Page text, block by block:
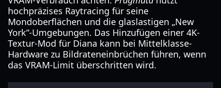
hochpräzises Raytracing für seine
Mondoberflächen und die glaslastigen „New
York“-Umgebungen. Das Hinzufügen einer 4K-
Textur-Mod für Diana kann bei Mittelklasse-
Hardware zu Bildrateneinbrüchen führen, wenn
das VRAM-Limit überschritten wird.